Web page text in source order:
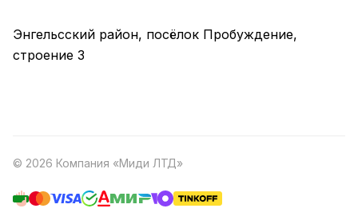
Энгельсский район, посёлок Пробуждение,
строение 3
© 2026 Компания «Миди ЛТД»